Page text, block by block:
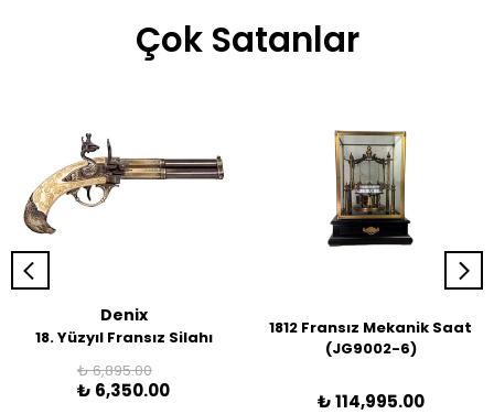
Çok Satanlar
Denix
18. Yüzyıl Fransız Silahı
₺ 6,895.00
₺ 6,350.00
1812 Fransız Mekanik Saat
(JG9002-6)
₺ 114,995.00